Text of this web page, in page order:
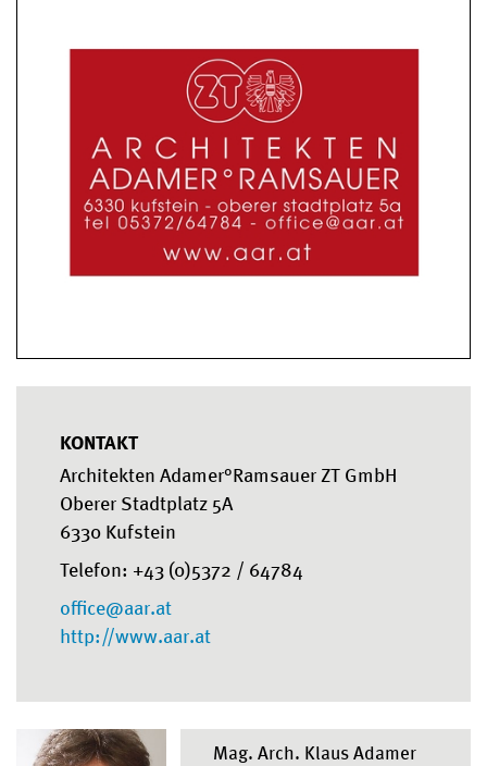
KONTAKT
Architekten Adamer°Ramsauer ZT GmbH
Oberer Stadtplatz 5A
6330 Kufstein
Telefon: +43 (0)5372 / 64784
office@aar.at
http://www.aar.at
Mag. Arch. Klaus Adamer